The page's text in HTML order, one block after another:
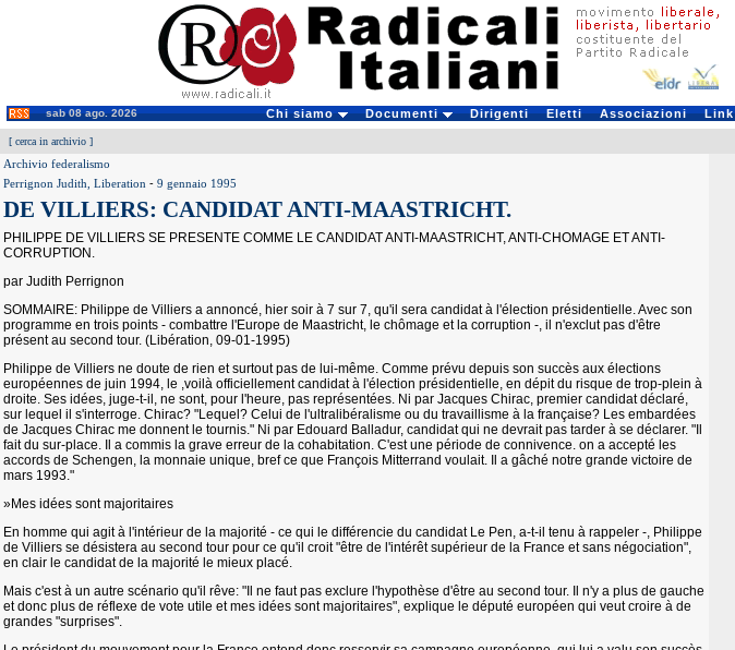
sab 08 ago. 2026 Chi siamo Documenti Dirigenti Eletti Associazioni Link
[ cerca in archivio ]
Archivio federalismo
Perrignon Judith, Liberation - 9 gennaio 1995
DE VILLIERS: CANDIDAT ANTI-MAASTRICHT.
PHILIPPE DE VILLIERS SE PRESENTE COMME LE CANDIDAT ANTI-MAASTRICHT, ANTI-CHOMAGE ET ANTI-
CORRUPTION.
par Judith Perrignon
SOMMAIRE: Philippe de Villiers a annoncé, hier soir à 7 sur 7, qu'il sera candidat à l'élection présidentielle. Avec son
programme en trois points - combattre l'Europe de Maastricht, le chômage et la corruption -, il n'exclut pas d'être
présent au second tour. (Libération, 09-01-1995)
Philippe de Villiers ne doute de rien et surtout pas de lui-même. Comme prévu depuis son succès aux élections
européennes de juin 1994, le ,voilà officiellement candidat à l'élection présidentielle, en dépit du risque de trop-plein à
droite. Ses idées, juge-t-il, ne sont, pour l'heure, pas représentées. Ni par Jacques Chirac, premier candidat déclaré,
sur lequel il s'interroge. Chirac? "Lequel? Celui de l'ultralibéralisme ou du travaillisme à la française? Les embardées
de Jacques Chirac me donnent le tournis." Ni par Edouard Balladur, candidat qui ne devrait pas tarder à se déclarer. "Il
fait du sur-place. Il a commis la grave erreur de la cohabitation. C'est une période de connivence. on a accepté les
accords de Schengen, la monnaie unique, bref ce que François Mitterrand voulait. Il a gâché notre grande victoire de
mars 1993."
»Mes idées sont majoritaires
En homme qui agit à l'intérieur de la majorité - ce qui le différencie du candidat Le Pen, a-t-il tenu à rappeler -, Philippe
de Villiers se désistera au second tour pour ce qu'il croit "être de l'intérêt supérieur de la France et sans négociation",
en clair le candidat de la majorité le mieux placé.
Mais c'est à un autre scénario qu'il rêve: "Il ne faut pas exclure l'hypothèse d'être au second tour. Il n'y a plus de gauche
et donc plus de réflexe de vote utile et mes idées sont majoritaires", explique le député européen qui veut croire à de
grandes "surprises".